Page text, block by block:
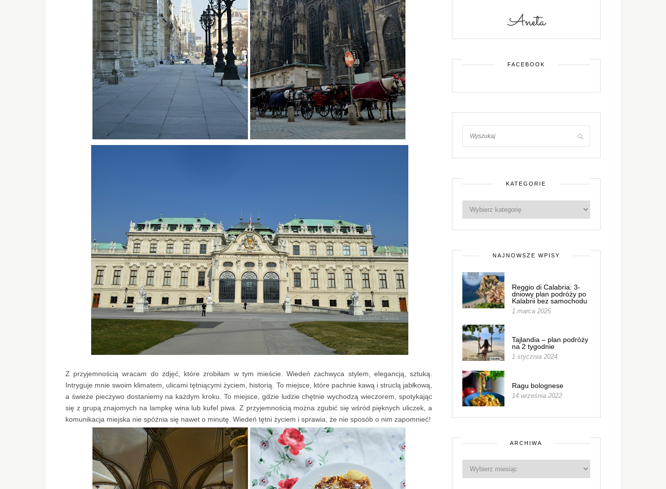
Z przyjemnością wracam do zdjęć, które zrobiłam w tym mieście. Wiedeń zachwyca stylem, elegancją, sztuką.
Intryguje mnie swoim klimatem, ulicami tętniącymi życiem, historią. To miejsce, które pachnie kawą i struclą jabłkową,
a świeże pieczywo dostaniemy na każdym kroku. To miejsce, gdzie ludzie chętnie wychodzą wieczorem, spotykając
się z grupą znajomych na lampkę wina lub kufel piwa. Z przyjemnością można zgubić się wśród pięknych uliczek, a
komunikacja miejska nie spóźnia się nawet o minutę. Wiedeń tętni życiem i sprawia, że nie sposób o nim zapomnieć!
FACEBOOK
KATEGORIE
NAJNOWSZE WPISY
Reggio di Calabria: 3-
dniowy plan podróży po
Kalabrii bez samochodu
1 marca 2025
Tajlandia – plan podróży
na 2 tygodnie
1 stycznia 2024
Ragu bolognese
14 września 2022
ARCHIWA